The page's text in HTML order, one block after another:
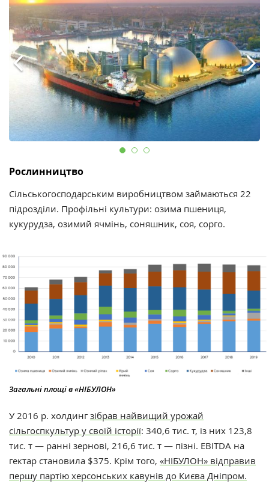
Рослинництво
Сільськогосподарським виробництвом займаються 22
підрозділи. Профільні культури: озима пшениця,
кукурудза, озимий ячмінь, соняшник, соя, сорго.
Загальні площі в «НІБУЛОН»
У 2016 р. холдингзібрав найвищий урожай
сільгоспкультур у своїй історії: 340,6 тис. т, із них 123,8
тис. т — ранні зернові, 216,6 тис. т — пізні. EBITDA на
гектар становила $375. Крім того, «НІБУЛОН» відправив
першу партію херсонських кавунів до Києва Дніпром.